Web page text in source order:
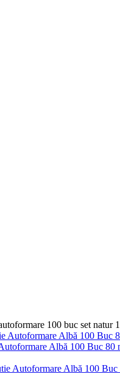
100 buc set
Albă 100 Buc 80